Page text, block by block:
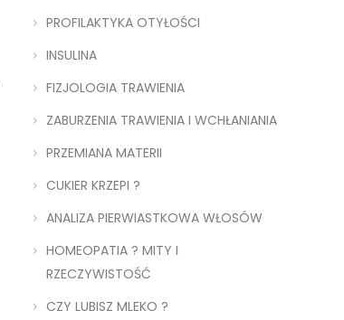
PROFILAKTYKA OTYŁOŚCI
INSULINA
FIZJOLOGIA TRAWIENIA
ZABURZENIA TRAWIENIA I WCHŁANIANIA
PRZEMIANA MATERII
CUKIER KRZEPI ?
ANALIZA PIERWIASTKOWA WŁOSÓW
HOMEOPATIA ? MITY I
RZECZYWISTOŚĆ
CZY LUBISZ MLEKO ?